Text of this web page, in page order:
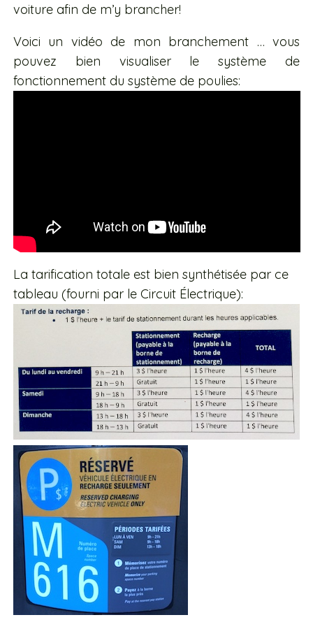
voiture afin de m’y brancher!
Voici un vidéo de mon branchement … vous
pouvez bien visualiser le système de
fonctionnement du système de poulies:
La tarification totale est bien synthétisée par ce
tableau (fourni par le Circuit Électrique):